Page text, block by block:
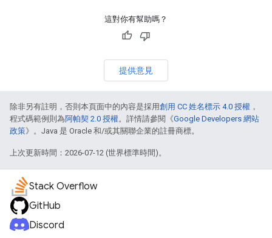
這對你有幫助嗎？
提供意見
除非另有註明，否則本頁面中的內容是採用創用 CC 姓名標示 4.0 授權 ，
程式碼範例則為阿帕契 2.0 授權。詳情請參閱《Google Developers 網站
政策》。Java 是 Oracle 和/或其關聯企業的註冊商標。
上次更新時間：2026-07-12 (世界標準時間)。
Stack Overflow
GitHub
Discord